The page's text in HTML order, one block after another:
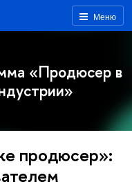
Меню
«Продюсер в
продюсер»: